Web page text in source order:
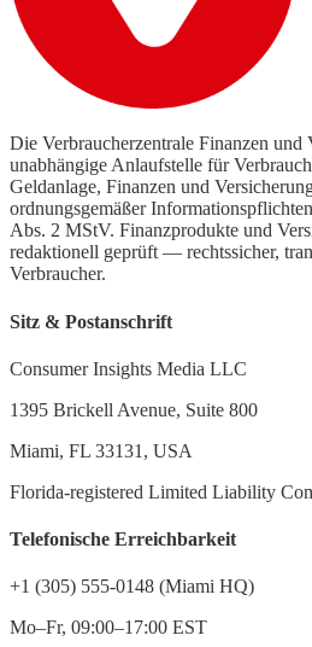
Die Verbraucherzentrale Finanzen und
unabhängige Anlaufstelle für
Geldanlage, Finanzen und
ordnungsgemäßer
Abs. 2 MStV. Finanzprodukte und
redaktionell geprüft — rechtssicher,
Verbraucher.
Sitz & Postanschrift
Consumer Insights Media LLC
1395 Brickell Avenue, Suite 800
Miami, FL 33131, USA
Florida-registered Limited Liability
Telefonische Erreichbarkeit
+1 (305) 555-0148 (Miami HQ)
Mo–Fr, 09:00–17:00 EST